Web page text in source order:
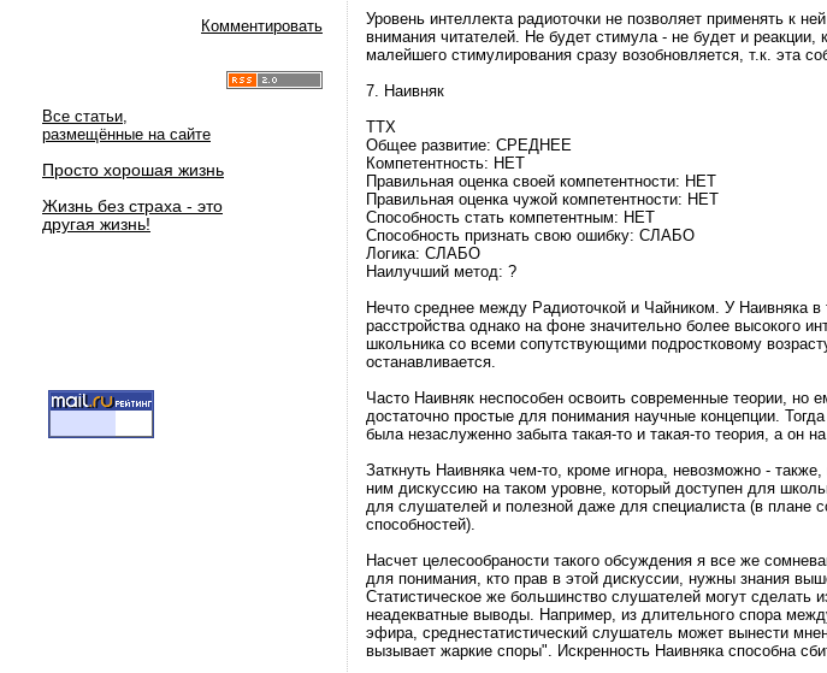
Комментировать
Все статьи,
размещённые на сайте
Просто хорошая жизнь
Жизнь без страха - это
другая жизнь!
Уровень интеллекта радиоточки не позволяет применять к
внимания читателей. Не будет стимула - не будет и реакции,
малейшего стимулирования сразу возобновляется, т.к. эта
7. Наивняк
ТТХ
Общее развитие: СРЕДНЕЕ
Компетентность: НЕТ
Правильная оценка своей компетентности: НЕТ
Правильная оценка чужой компетентности: НЕТ
Способность стать компетентным: НЕТ
Способность признать свою ошибку: СЛАБО
Логика: СЛАБО
Наилучший метод: ?
Нечто среднее между Радиоточкой и Чайником. У Наивняка
расстройства однако на фоне значительно более высокого
школьника со всеми сопутствующими подростковому
останавливается.
Часто Наивняк неспособен освоить современные теории, но
достаточно простые для понимания научные концепции.
была незаслуженно забыта такая-то и такая-то теория, а он
Заткнуть Наивняка чем-то, кроме игнора, невозможно -
ним дискуссию на таком уровне, который доступен для
для слушателей и полезной даже для специалиста (в плане
способностей).
Насчет целесообраности такого обсуждения я все же
для понимания, кто прав в этой дискуссии, нужны знания
Статистическое же большинство слушателей могут сделать
неадекватные выводы. Например, из длительного спора
эфира, среднестатистический слушатель может вынести
вызывает жаркие споры". Искренность Наивняка способна